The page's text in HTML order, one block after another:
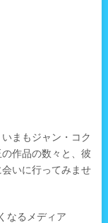
まもジャン・コク
作品の数々と、彼
いに行ってみませ
るメディア